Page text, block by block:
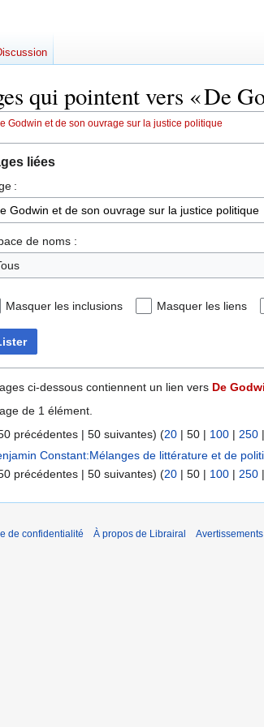
qui pointent vers « De
Godwin et de son ouvrage sur la justice politique
liées
:
de noms :
Masquer les inclusions Masquer les liens
ci-dessous contiennent un lien vers De
de 1 élément.
précédentes | 50 suivantes) (20 | 50 | 100 | 250 |
Constant:Mélanges de littérature et de
précédentes | 50 suivantes) (20 | 50 | 100 | 250 |
de confidentialité À propos de Librairal Avertissements